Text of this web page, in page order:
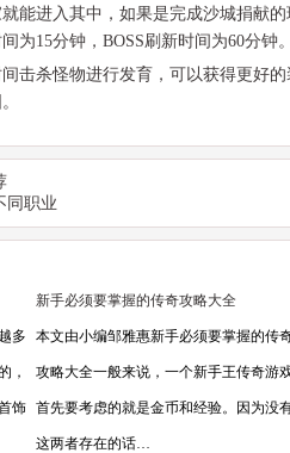
能进入其中，如果是完成沙城捐献
为15分钟，BOSS刷新时间为60分钟
击杀怪物进行发育，可以获得更好
同职业
多
，
饰
新手必须要掌握的传奇攻略大全
本文由小编邹雅惠新手必须要掌握的传
攻略大全一般来说，一个新手王传奇游
首先要考虑的就是金币和经验。因为没
这两者存在的话…